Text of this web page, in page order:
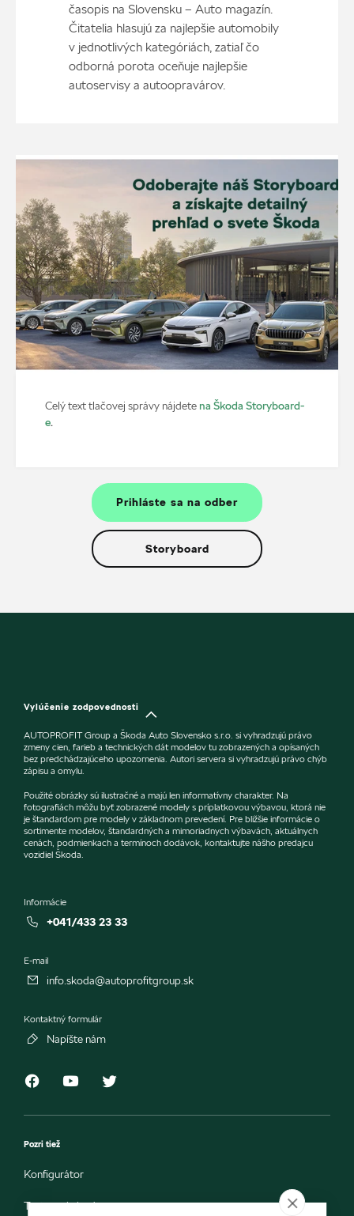
časopis na Slovensku – Auto magazín.
Čitatelia hlasujú za najlepšie automobily
v jednotlivých kategóriách, zatiaľ čo
odborná porota oceňuje najlepšie
autoservisy a autoopravárov.
Celý text tlačovej správy nájdete na Škoda Storyboard-
e.
Prihláste sa na odber
Storyboard
Vylúčenie zodpovednosti
AUTOPROFIT Group a Škoda Auto Slovensko s.r.o. si vyhradzujú právo
zmeny cien, farieb a technických dát modelov tu zobrazených a opísaných
bez predchádzajúceho upozornenia. Autori servera si vyhradzujú právo chýb
zápisu a omylu.
Použité obrázky sú ilustračné a majú len informatívny charakter. Na
fotografiách môžu byť zobrazené modely s príplatkovou výbavou, ktorá nie
je štandardom pre modely v základnom prevedení. Pre bližšie informácie o
sortimente modelov, štandardných a mimoriadnych výbavách, aktuálnych
cenách, podmienkach a termínoch dodávok, kontaktujte nášho predajcu
vozidiel Škoda.
Informácie
+041/433 23 33
E-mail
info.skoda@autoprofitgroup.sk
Kontaktný formulár
Napíšte nám
Pozri tiež
Konfigurátor
Testovacia jazda